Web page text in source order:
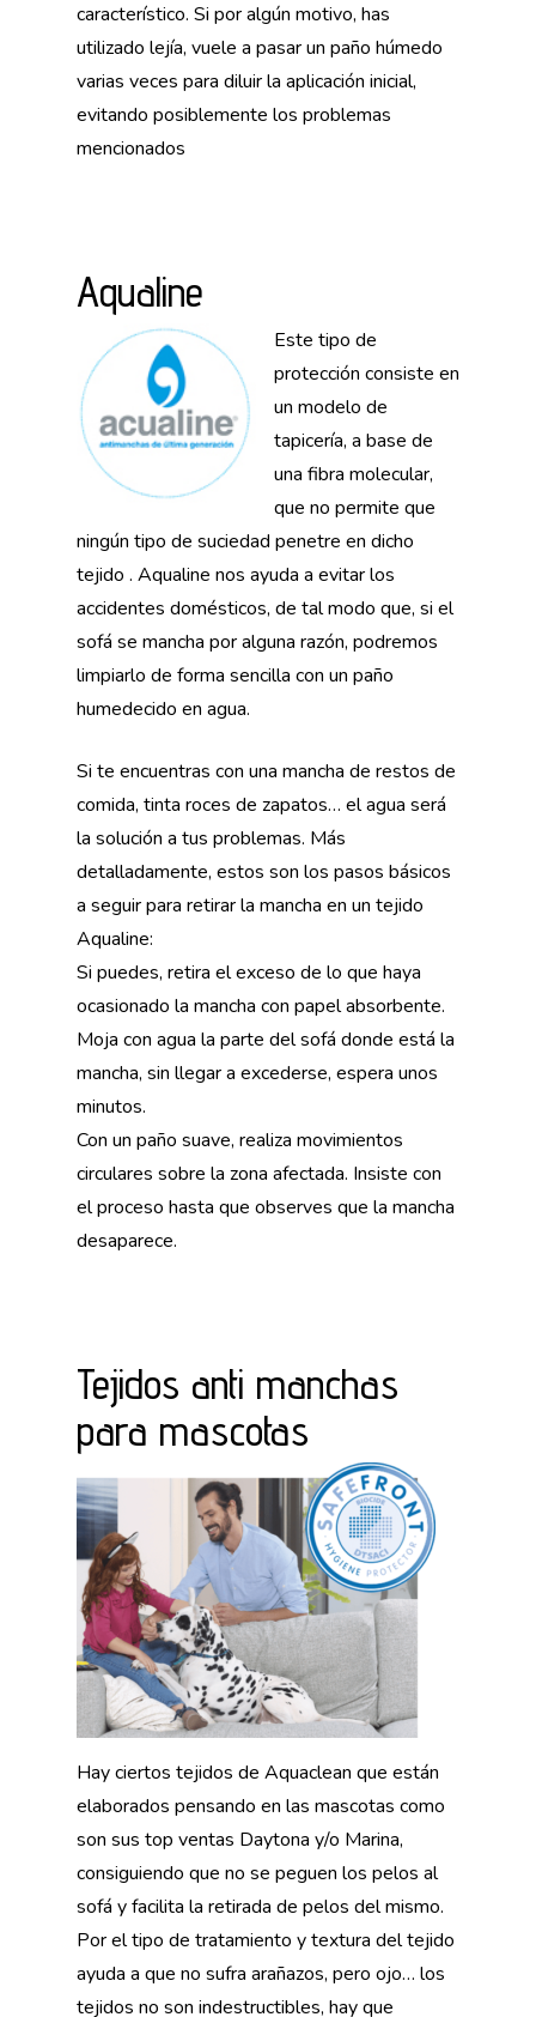
característico. Si por algún motivo, has
utilizado lejía, vuele a pasar un paño húmedo
varias veces para diluir la aplicación inicial,
evitando posiblemente los problemas
mencionados
Aqualine
Este tipo de
protección consiste en
un modelo de
tapicería, a base de
una fibra molecular,
que no permite que
ningún tipo de suciedad penetre en dicho
tejido . Aqualine nos ayuda a evitar los
accidentes domésticos, de tal modo que, si el
sofá se mancha por alguna razón, podremos
limpiarlo de forma sencilla con un paño
humedecido en agua.
Si te encuentras con una mancha de restos de
comida, tinta roces de zapatos… el agua será
la solución a tus problemas. Más
detalladamente, estos son los pasos básicos
a seguir para retirar la mancha en un tejido
Aqualine:
Si puedes, retira el exceso de lo que haya
ocasionado la mancha con papel absorbente.
Moja con agua la parte del sofá donde está la
mancha, sin llegar a excederse, espera unos
minutos.
Con un paño suave, realiza movimientos
circulares sobre la zona afectada. Insiste con
el proceso hasta que observes que la mancha
desaparece.
Tejidos anti manchas
para mascotas
Hay ciertos tejidos de Aquaclean que están
elaborados pensando en las mascotas como
son sus top ventas Daytona y/o Marina,
consiguiendo que no se peguen los pelos al
sofá y facilita la retirada de pelos del mismo.
Por el tipo de tratamiento y textura del tejido
ayuda a que no sufra arañazos, pero ojo… los
tejidos no son indestructibles, hay que